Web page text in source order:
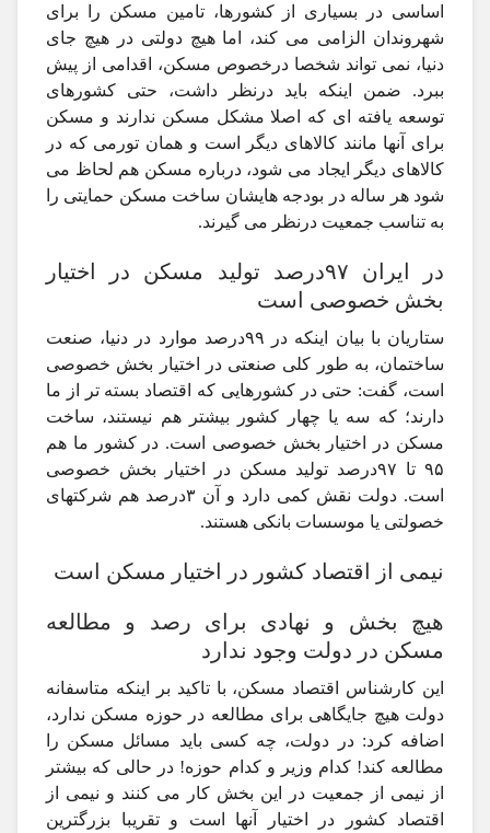
اساسی در بسیاری از کشورها، تامین مسکن را برای
شهروندان الزامی می کند، اما هیچ دولتی در هیچ جای
دنیا، نمی تواند شخصا درخصوص مسکن، اقدامی از پیش
ببرد. ضمن اینکه باید درنظر داشت، حتی کشورهای
توسعه یافته ای که اصلا مشکل مسکن ندارند و مسکن
برای آنها مانند کالاهای دیگر است و همان تورمی که در
کالاهای دیگر ایجاد می شود، درباره مسکن هم لحاظ می
شود هر ساله در بودجه هایشان ساخت مسکن حمایتی را
به تناسب جمعیت درنظر می گیرند.
در ایران ۹۷درصد تولید مسکن در اختیار
بخش خصوصی است
ستاریان با بیان اینکه در ۹۹درصد موارد در دنیا، صنعت
ساختمان، به طور کلی صنعتی در اختیار بخش خصوصی
است، گفت: حتی در کشورهایی که اقتصاد بسته تر از ما
دارند؛ که سه یا چهار کشور بیشتر هم نیستند، ساخت
مسکن در اختیار بخش خصوصی است. در کشور ما هم
۹۵ تا ۹۷درصد تولید مسکن در اختیار بخش خصوصی
است. دولت نقش کمی دارد و آن ۳درصد هم شرکتهای
خصولتی یا موسسات بانکی هستند.
نیمی از اقتصاد کشور در اختیار مسکن است
هیچ بخش و نهادی برای رصد و مطالعه
مسکن در دولت وجود ندارد
این کارشناس اقتصاد مسکن، با تاکید بر اینکه متاسفانه
دولت هیچ جایگاهی برای مطالعه در حوزه مسکن ندارد،
اضافه کرد: در دولت، چه کسی باید مسائل مسکن را
مطالعه کند! کدام وزیر و کدام حوزه! در حالی که بیشتر
از نیمی از جمعیت در این بخش کار می کنند و نیمی از
اقتصاد کشور در اختیار آنها است و تقریبا بزرگترین